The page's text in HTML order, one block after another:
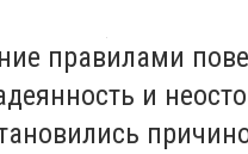
правилами
и